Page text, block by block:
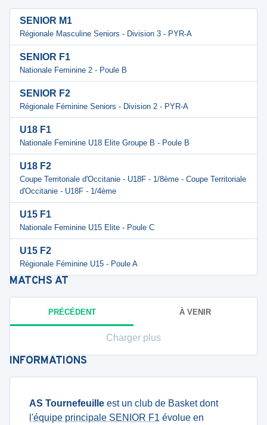
SENIOR M1
Régionale Masculine Seniors - Division 3 - PYR-A
SENIOR F1
Nationale Feminine 2 - Poule B
SENIOR F2
Régionale Féminine Seniors - Division 2 - PYR-A
U18 F1
Nationale Feminine U18 Elite Groupe B - Poule B
U18 F2
Coupe Territoriale d'Occitanie - U18F - 1/8ème - Coupe Territoriale
d'Occitanie - U18F - 1/4ème
U15 F1
Nationale Feminine U15 Elite - Poule C
U15 F2
Régionale Féminine U15 - Poule A
MATCHS AT
PRÉCÉDENT À VENIR
Charger plus
INFORMATIONS
AS Tournefeuille est un club de Basket dont
l'équipe principale SENIOR F1 évolue en